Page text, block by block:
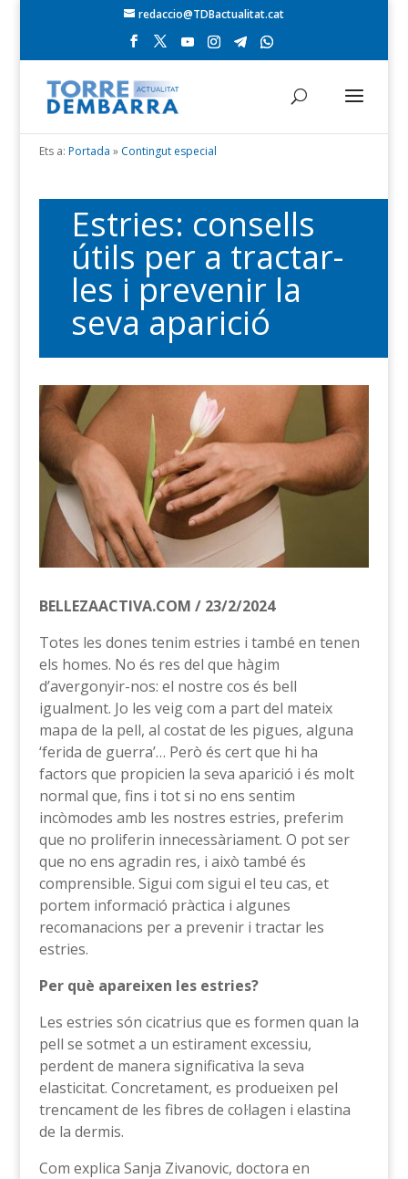
redaccio@TDBactualitat.cat
Ets a: Portada » Contingut especial
Estries: consells
útils per a tractar-
les i prevenir la
seva aparició
BELLEZAACTIVA.COM / 23/2/2024
Totes les dones tenim estries i també en tenen
els homes. No és res del que hàgim
d’avergonyir-nos: el nostre cos és bell
igualment. Jo les veig com a part del mateix
mapa de la pell, al costat de les pigues, alguna
‘ferida de guerra’… Però és cert que hi ha
factors que propicien la seva aparició i és molt
normal que, fins i tot si no ens sentim
incòmodes amb les nostres estries, preferim
que no proliferin innecessàriament. O pot ser
que no ens agradin res, i això també és
comprensible. Sigui com sigui el teu cas, et
portem informació pràctica i algunes
recomanacions per a prevenir i tractar les
estries.
Per què apareixen les estries?
Les estries són cicatrius que es formen quan la
pell se sotmet a un estirament excessiu,
perdent de manera significativa la seva
elasticitat. Concretament, es produeixen pel
trencament de les fibres de col·lagen i elastina
de la dermis.
Com explica Sanja Zivanovic, doctora en